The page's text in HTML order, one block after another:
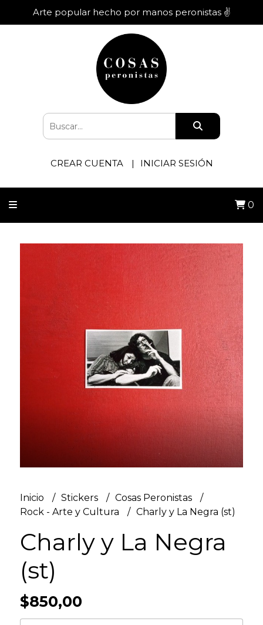
Arte popular hecho por manos peronistas ✌️
CREAR CUENTA INICIAR SESIÓN
0
Inicio Stickers
Cosas Peronistas
Rock - Arte y Cultura
Charly y La Negra (st)
Charly y La Negra
(st)
$850,00